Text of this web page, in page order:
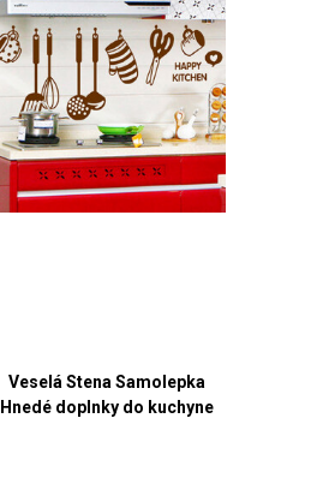
Veselá Stena Samolepka
Hnedé doplnky do kuchyne